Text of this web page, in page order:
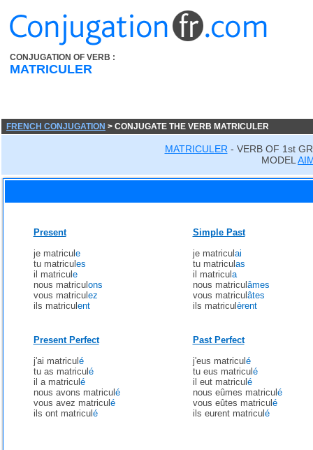
CONJUGATION OF VERB :
MATRICULER
FRENCH CONJUGATION > CONJUGATE THE VERB MATRICULER
MATRICULER - VERB OF 1st
MODEL
Present
je matricul e
tu matricul es
il matricul e
nous matricul ons
vous matricul ez
ils matricul ent
Simple Past
je matricul ai
tu matricul as
il matricul a
nous matricul âmes
vous matricul âtes
ils matricul èrent
Present Perfect
j'ai matricul é
tu as matricul é
il a matricul é
nous avons matricul é
vous avez matricul é
ils ont matricul é
Past Perfect
j'eus matricul é
tu eus matricul é
il eut matricul é
nous eûmes matricul é
vous eûtes matricul é
ils eurent matricul é